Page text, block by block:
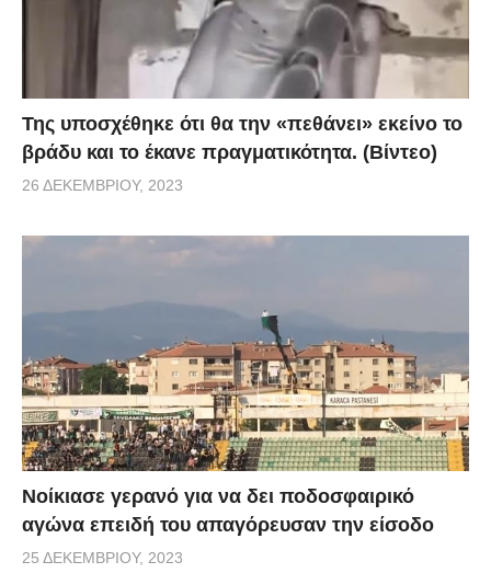
Της υποσχέθηκε ότι θα την «πεθάνει» εκείνο το
βράδυ και το έκανε πραγματικότητα. (Βίντεο)
26 ΔΕΚΕΜΒΡΊΟΥ, 2023
Νοίκιασε γερανό για να δει ποδοσφαιρικό
αγώνα επειδή του απαγόρευσαν την είσοδο
25 ΔΕΚΕΜΒΡΊΟΥ, 2023